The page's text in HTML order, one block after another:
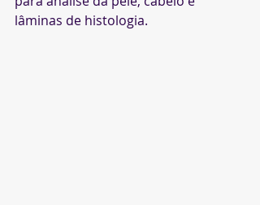
lâminas de histologia.